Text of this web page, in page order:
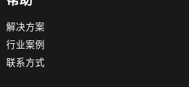
解决方案
行业案例
联系方式